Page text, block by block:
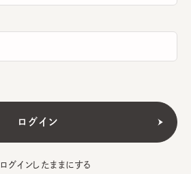
ログインしたままにする